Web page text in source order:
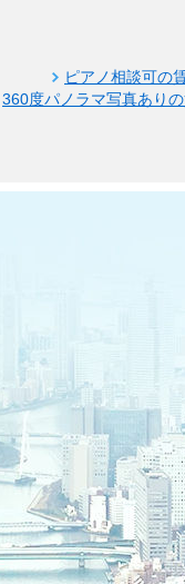
ピアノ相談可の
360度パノラマ写真あり